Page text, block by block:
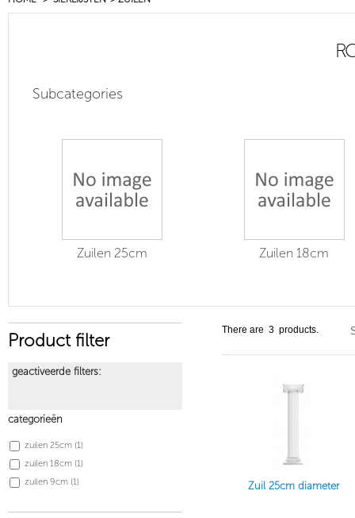
Subcategories
Zuilen 25cm Zuilen 18cm
Product filter
geactiveerde filters:
categorieën
zuilen 25cm (1)
zuilen 18cm (1)
zuilen 9cm (1)
There are 3 products.
Zuil 25cm diameter